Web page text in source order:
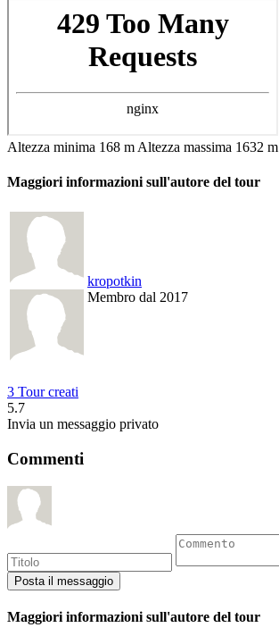
Altezza minima 168 m Altezza massima 1632 m
Maggiori informazioni sull'autore del tour
kropotkin
Membro dal 2017
3 Tour creati
5.7
Invia un messaggio privato
Commenti
Maggiori informazioni sull'autore del tour